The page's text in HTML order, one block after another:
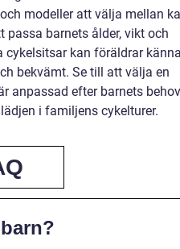
modeller att välja mellan
barnets ålder, vikt och
kan föräldrar
bekvämt. Se till att välja en
anpassad efter barnets
i familjens cykelturer.